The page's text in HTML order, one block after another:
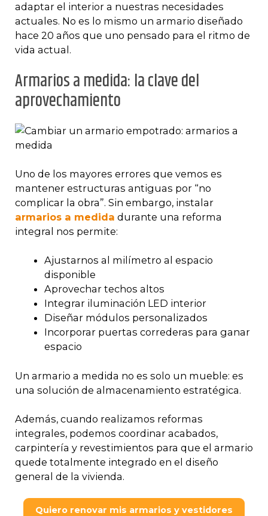
adaptar el interior a nuestras necesidades
actuales. No es lo mismo un armario diseñado
hace 20 años que uno pensado para el ritmo de
vida actual.
Armarios a medida: la clave del
aprovechamiento
Uno de los mayores errores que vemos es
mantener estructuras antiguas por “no
complicar la obra”. Sin embargo, instalar
armarios a medida durante una reforma
integral nos permite:
Ajustarnos al milímetro al espacio
disponible
Aprovechar techos altos
Integrar iluminación LED interior
Diseñar módulos personalizados
Incorporar puertas correderas para ganar
espacio
Un armario a medida no es solo un mueble: es
una solución de almacenamiento estratégica.
Además, cuando realizamos reformas
integrales, podemos coordinar acabados,
carpintería y revestimientos para que el armario
quede totalmente integrado en el diseño
general de la vivienda.
Quiero renovar mis armarios y vestidores